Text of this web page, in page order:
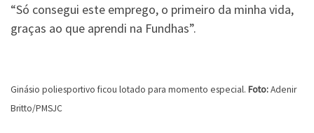
“Só consegui este emprego, o primeiro da minha vida,
graças ao que aprendi na Fundhas”.
Ginásio poliesportivo ficou lotado para momento especial. Foto:Adenir
Britto/PMSJC